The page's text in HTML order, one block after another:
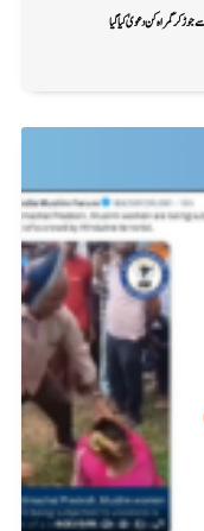
کر گمراہ کن دعویٰ کیا گیا